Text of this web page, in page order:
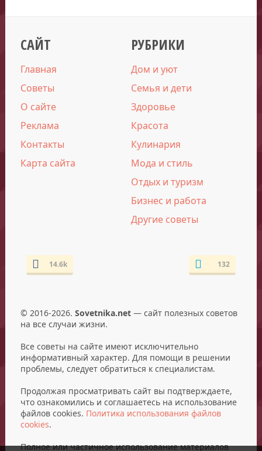
САЙТ
Главная
Советы
О сайте
Реклама
Контакты
Карта сайта
РУБРИКИ
Дом и уют
Семья и дети
Здоровье
Красота
Кулинария
Мода и стиль
Отдых и туризм
Бизнес и работа
Другие советы
14.6k 132
© 2016-2026. Sovetnika.net— сайт полезных советов
на все случаи жизни.
Все советы на сайте имеют исключительно
информативный характер. Для помощи в решении
проблемы, следует обратиться к специалистам.
Продолжая просматривать сайт вы подтверждаете,
что ознакомились и соглашаетесь на использование
файлов cookies. Политика использования файлов
cookies.
Полное или частичное использование материалов